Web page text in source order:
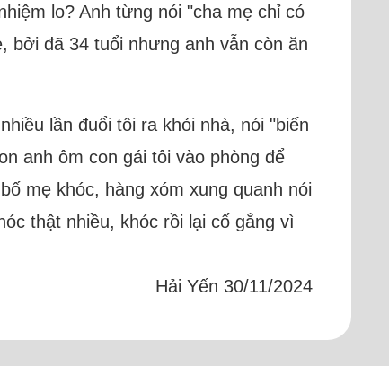
lo? Anh từng nói "cha mẹ chỉ có
bởi đã 34 tuổi nhưng anh vẫn còn ăn
lần đuổi tôi ra khỏi nhà, nói "biến
anh ôm con gái tôi vào phòng để
mẹ khóc, hàng xóm xung quanh nói
thật nhiều, khóc rồi lại cố gắng vì
Hải Yến 30/11/2024